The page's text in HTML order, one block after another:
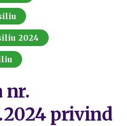
2024
nr.
privind